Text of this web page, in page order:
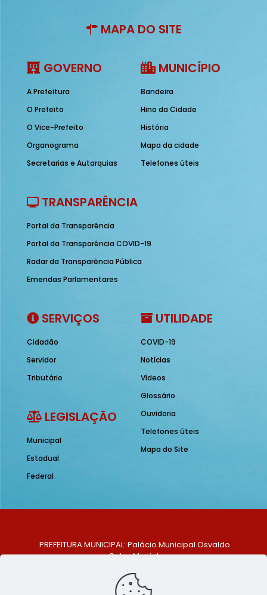
MAPA DO SITE
GOVERNO
A Prefeitura
O Prefeito
O Vice-Prefeito
Organograma
Secretarias e Autarquias
MUNICÍPIO
Bandeira
Hino da Cidade
História
Mapa da cidade
Telefones úteis
TRANSPARÊNCIA
Portal da Transparência
Portal da Transparência COVID-19
Radar da Transparência Pública
Emendas Parlamentares
SERVIÇOS
Cidadão
Servidor
Tributário
LEGISLAÇÃO
Municipal
Estadual
Federal
UTILIDADE
COVID-19
Notícias
Vídeos
Glossário
Ouvidoria
Telefones úteis
Mapa do Site
PREFEITURA MUNICIPAL: Palácio Municipal Osvaldo
Celso Maciel
Centro, São Bento do Una - PE. CEP: 553370-128
TELEFONE: (81) 99548-1569